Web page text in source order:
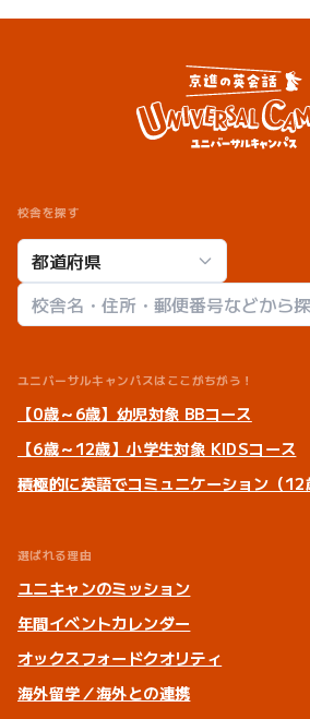
校舎を探す
校舎検索
ユニバーサルキャンパスはここがちがう！
【0歳～6歳】幼児対象 BBコース
【6歳～12歳】小学生対象 KIDSコース
積極的に英語でコミュニケーション（12
選ばれる理由
ユニキャンのミッション
年間イベントカレンダー
オックスフォードクオリティ
海外留学／海外との連携